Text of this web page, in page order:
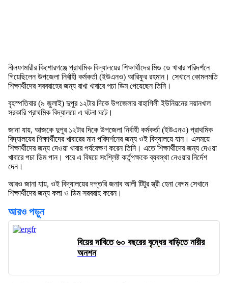
নীলফামারীর কিশোরগঞ্জে প্রাথমিক বিদ্যালয়ের শিক্ষার্থীদের মিড ডে খাবার পরিদর্শনে
গিয়েছিলেন উপজেলা নির্বাহী কর্মকর্তা (ইউএনও) আরিফুর রহমান। সেখানে কোমলমতি
শিক্ষার্থীদের সরবরাহের জন্য রাখা খাবারে পচা ডিম পেয়েছেন তিনি।
বৃহস্পতিবার (৯ জুলাই) দুপুর ১২টার দিকে উপজেলার বাহাগিলী ইউনিয়নের নয়ানখাল
সরকারি প্রাথমিক বিদ্যালয়ে এ ঘটনা ঘটে।
জানা যায়, আজকে দুপুর ১২টার দিকে উপজেলা নির্বাহী কর্মকর্তা (ইউএনও) প্রাথমিক
বিদ্যালয়ের শিক্ষার্থীদের খাবারের মান পরিদর্শনের জন্য ওই বিদ্যালয়ে যান। এসময়ে
শিক্ষার্থীদের জন্য দেওয়া খাবার পর্যবেক্ষণ করেন তিনি। এতে শিক্ষার্থীদের জন্য দেওয়া
খাবারে পচা ডিম পান। পরে এ বিষয়ে সংশ্লিষ্ট কর্তৃপক্ষকে ব্যবস্থা নেওয়ার নির্দেশ
দেন।
আরও জানা যায়, ওই বিদ্যালয়ের দপ্তরি জনাব আলী টিটুর স্ত্রী হেনা বেগম সেখানে
শিক্ষার্থীদের জন্য কলা ও ডিম সরবরাহ করেন।
আরও পড়ুন
বিয়ের দাবিতে ৬০ বছরের বৃদ্ধের বাড়িতে নারীর
অনশন